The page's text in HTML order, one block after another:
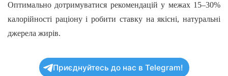
Оптимально дотримуватися рекомендацій у межах 15–30%
калорійності раціону і робити ставку на якісні, натуральні
джерела жирів.
Приєднуйтесь до нас в Telegram!